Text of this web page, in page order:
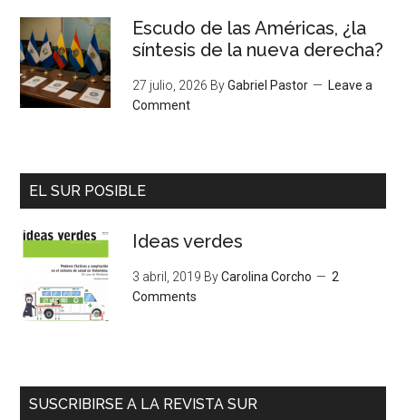
Escudo de las Américas, ¿la
síntesis de la nueva derecha?
27 julio, 2026 ByGabriel Pastor
Leave a
Comment
EL SUR POSIBLE
Ideas verdes
3 abril, 2019 ByCarolina Corcho
2
Comments
SUSCRIBIRSE A LA REVISTA SUR